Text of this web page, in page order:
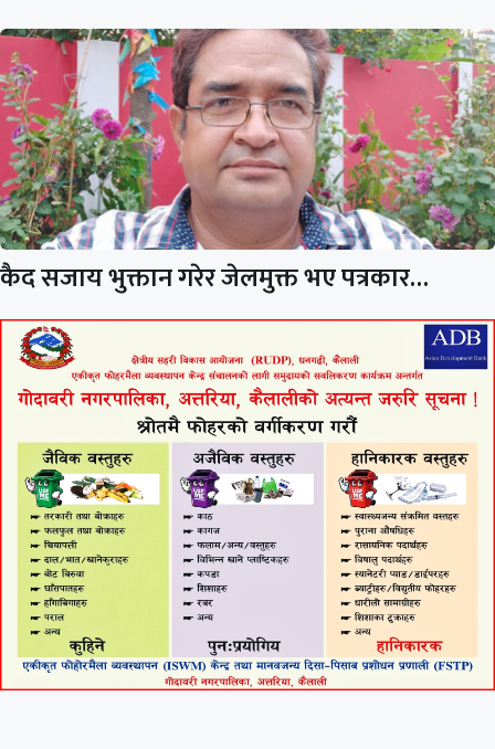
कैद सजाय भुक्तान गरेर जेलमुक्त भए पत्रकार…